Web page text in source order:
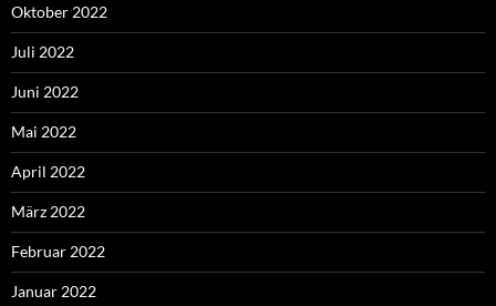
Oktober 2022
Juli 2022
Juni 2022
Mai 2022
April 2022
März 2022
Februar 2022
Januar 2022